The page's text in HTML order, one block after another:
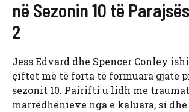
në Sezonin 10 të
2
Jess Edvard dhe Spencer Conley
çiftet më të forta të formuara gjatë
sezonit 10. Pairifti u lidh me
marrëdhënieve nga e kaluara, si dhe